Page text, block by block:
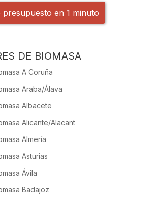
presupuesto en 1 minuto
DE BIOMASA
A Coruña
Araba/Álava
Albacete
Alicante/Alacant
Almería
Asturias
Ávila
Badajoz